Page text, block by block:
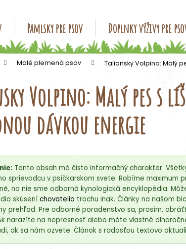
Pamlsky pre psov Doplnky výživy pre
Malé plemená psov Taliansky Volpino: Malý
Volpino: Malý pes s
dávkou energie
Tento obsah má čisto informačný charakter.
sprievodcu v psíčkarskom svete. Robíme maximum
no nie sme odborná kynologická encyklopédia.
skúsení chovatelia trochu inak. Články na našom
prehľad. Pre odborné poradenstvo sa, prosím,
narazíte na nepresnosť alebo máte vlastné
ak sa nám ozvete. Článok s radosťou textovo
nájsť?
HĽADAŤ